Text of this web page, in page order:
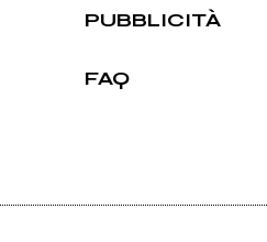
PUBBLICITÀ
FAQ